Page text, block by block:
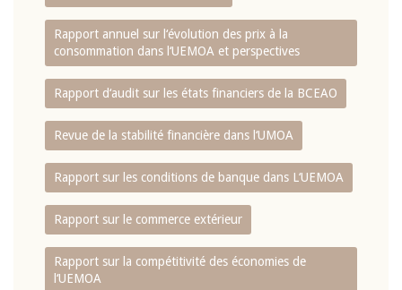
Rapport annuel sur l‘évolution des prix à la
consommation dans l‘UEMOA et perspectives
Rapport d‘audit sur les états financiers de la BCEAO
Revue de la stabilité financière dans l‘UMOA
Rapport sur les conditions de banque dans L‘UEMOA
Rapport sur le commerce extérieur
Rapport sur la compétitivité des économies de
l‘UEMOA